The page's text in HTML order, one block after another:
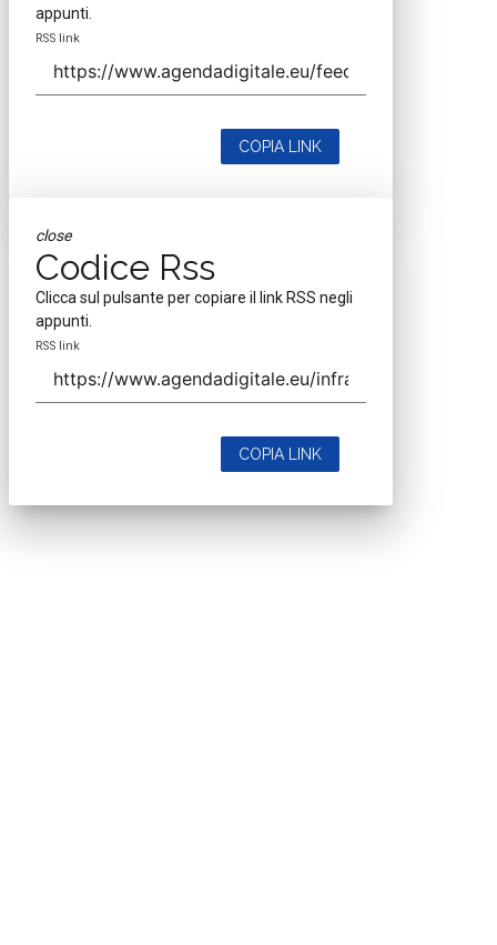
appunti.
RSS link
COPIA LINK
close
Codice Rss
Clicca sul pulsante per copiare il link RSS negli
appunti.
RSS link
COPIA LINK